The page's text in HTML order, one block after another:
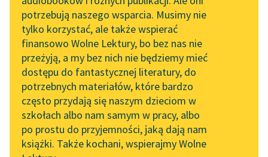
Byliśmy częścią AI Impact
Lab
Zapraszamy na spotkanie
online z tłumaczkami
literatury skandynawskiej
Spotkanie z Katarzyną
Tunkiel w Oslo
102. lata temu zmarł
Joseph Conrad
Przewodnik dla piszących i
czytających
API
OAI-PMH
Widget Wolnych Lektur
Przypisy
potrzebują naszego wsparcia. Musimy nie
tylko korzystać, ale także wspierać
finansowo Wolne Lektury, bo bez nas nie
przeżyją, a my bez nich nie będziemy mieć
dostępu do fantastycznej literatury, do
potrzebnych materiałów, które bardzo
często przydają się naszym dzieciom w
szkołach albo nam samym w pracy, albo
po prostu do przyjemności, jaką dają nam
książki. Także kochani, wspierajmy Wolne
Był to, jakom już
powiedział, portret
młodej dziewczyny.
Była to jeno — głowa
aż po ramiona...
Czytaj więcej